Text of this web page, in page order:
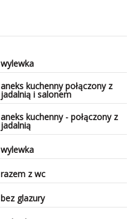
wylewka
aneks kuchenny połączony z
jadalnią i salonem
aneks kuchenny - połączony z
jadalnią
wylewka
razem z wc
bez glazury